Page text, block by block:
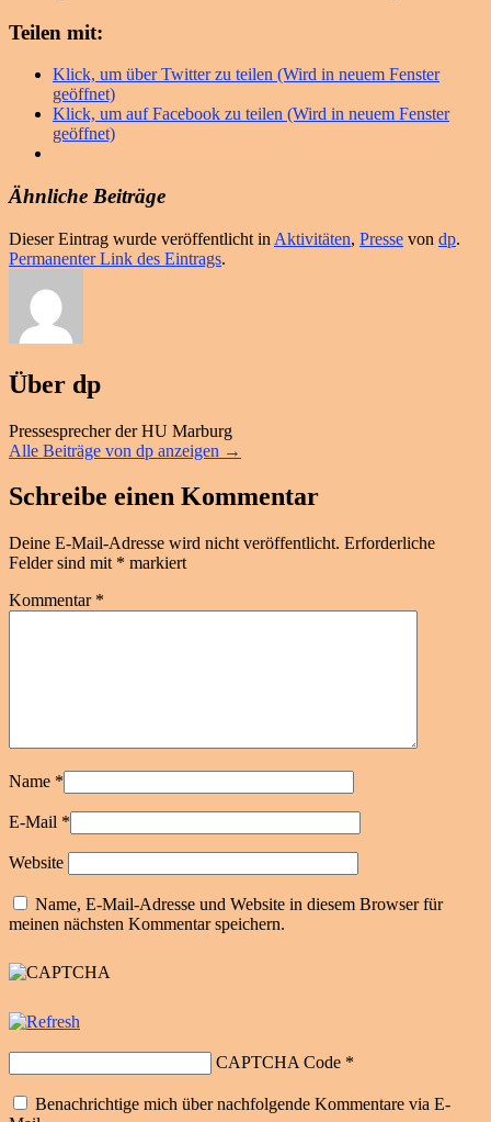
Teilen mit:
Klick, um über Twitter zu teilen (Wird in neuem Fenster
geöffnet)
Klick, um auf Facebook zu teilen (Wird in neuem Fenster
geöffnet)
Ähnliche Beiträge
Dieser Eintrag wurde veröffentlicht in Aktivitäten, Presse von dp.
Permanenter Link des Eintrags.
Über dp
Pressesprecher der HU Marburg
Alle Beiträge von dp anzeigen →
Schreibe einen Kommentar
Deine E-Mail-Adresse wird nicht veröffentlicht. Erforderliche
Felder sind mit * markiert
Kommentar *
Name *
E-Mail *
Website
Name, E-Mail-Adresse und Website in diesem Browser für
meinen nächsten Kommentar speichern.
CAPTCHA Code *
Benachrichtige mich über nachfolgende Kommentare via E-